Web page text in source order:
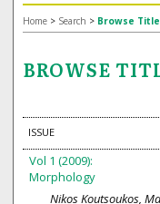
Home > Search > Browse
BROWSE
ISSUE
Vol 1 (2009):
Morphology
Nikos Koutsoukos,